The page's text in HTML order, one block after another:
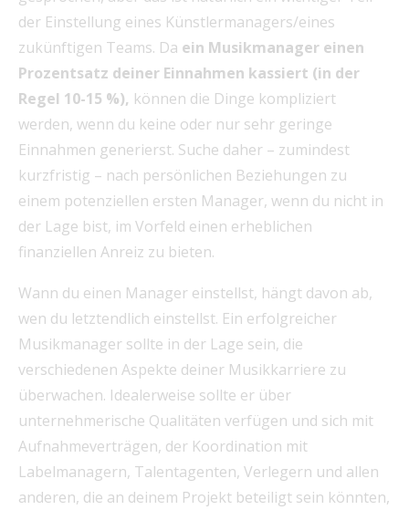
der Einstellung eines Künstlermanagers/eines
zukünftigen Teams. Da ein Musikmanager einen
Prozentsatz deiner Einnahmen kassiert (in der
Regel 10-15 %), können die Dinge kompliziert
werden, wenn du keine oder nur sehr geringe
Einnahmen generierst. Suche daher – zumindest
kurzfristig – nach persönlichen Beziehungen zu
einem potenziellen ersten Manager, wenn du nicht in
der Lage bist, im Vorfeld einen erheblichen
finanziellen Anreiz zu bieten.
Wann du einen Manager einstellst, hängt davon ab,
wen du letztendlich einstellst. Ein erfolgreicher
Musikmanager sollte in der Lage sein, die
verschiedenen Aspekte deiner Musikkarriere zu
überwachen. Idealerweise sollte er über
unternehmerische Qualitäten verfügen und sich mit
Aufnahmeverträgen, der Koordination mit
Labelmanagern, Talentagenten, Verlegern und allen
anderen, die an deinem Projekt beteiligt sein könnten,